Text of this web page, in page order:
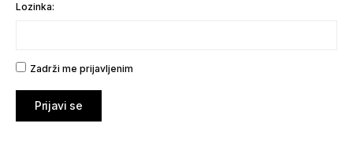
Lozinka:
Zadrži me prijavljenim
Prijavi se